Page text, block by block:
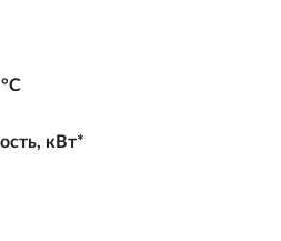
кВт*